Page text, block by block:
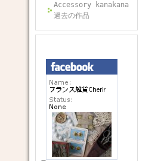
Accessory kanakana
過去の作品